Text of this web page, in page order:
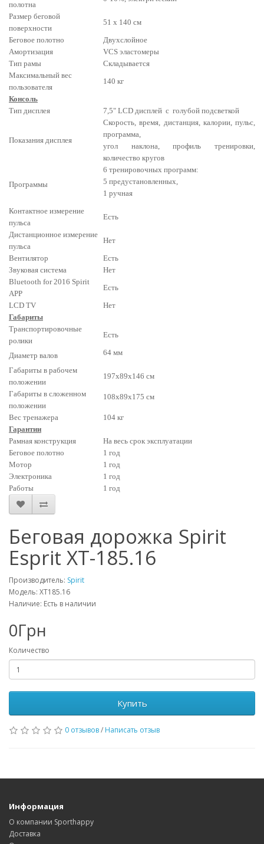
полотна
Размер беговой
поверхности
51 х 140 см
Беговое полотно
Двухслойное
Амортизация
VCS эластомеры
Тип рамы
Складывается
Максимальный вес
пользователя
140 кг
Консоль
Тип дисплея
7,5" LСD дисплей с голубой подсветкой
Показания дисплея
Cкорость, время, дистанция, калории, пульс,
программа,
угол наклона, профиль тренировки,
количество кругов
Программы
6 тренировочных программ:
5 предустановленных,
1 ручная
Контактное измерение
пульса
Есть
Дистанционное измерение
пульса
Нет
Вентилятор
Есть
Звуковая система
Нет
Bluetooth for 2016 Spirit
APP
Есть
LCD TV
Нет
Габариты
Транспортировочные
ролики
Есть
Диаметр валов
64 мм
Габариты в рабочем
положении
197х89х146 см
Габариты в сложенном
положении
108х89х175 см
Вес тренажера
104 кг
Гарантии
Рамная конструкция
На весь срок эксплуатации
Беговое полотно
1 год
Мотор
1 год
Электроника
1 год
Работы
1 год
Беговая дорожка Spirit
Esprit XT-185.16
Производитель: Spirit
Модель: XT185.16
Наличие: Есть в наличии
0Грн
Количество
Купить
0 отзывов/ Написать отзыв
Информация
О компании Sporthappy
Доставка